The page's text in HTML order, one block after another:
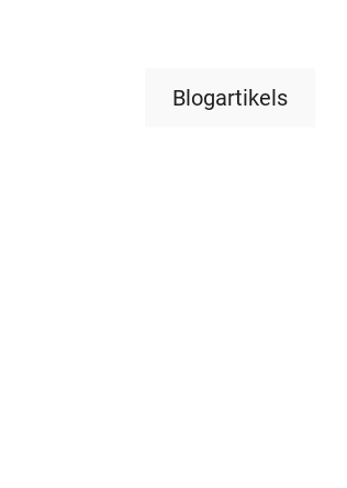
Blogartikels